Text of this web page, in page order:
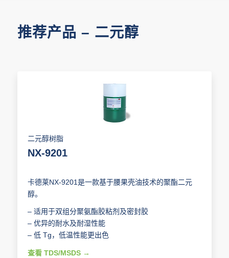
推荐产品 – 二元醇
二元醇树脂
NX-9201
卡德莱NX-9201是一款基于腰果壳油技术的聚酯二元
醇。
– 适用于双组分聚氨酯胶粘剂及密封胶
– 优异的耐水及耐湿性能
– 低 Tg，低温性能更出色
查看 TDS/MSDS